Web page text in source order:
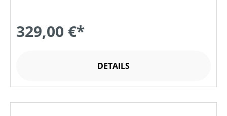
329,00 €*
DETAILS